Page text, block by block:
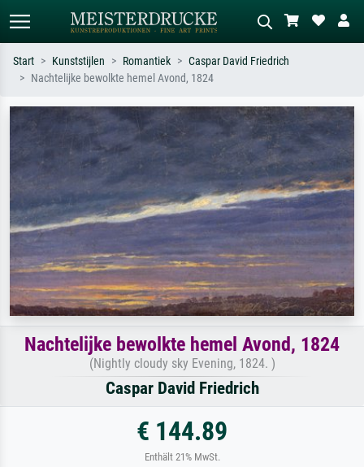
Zoek op kunstenaar, titel of stijl – bijv.
Monet, Sterrennacht, impressionisme,
Hokusai-golf, naakt.
Beschrijf de scène – bijv. groene
weide, abstract met veel rood, donker
olieverfschilderij, staand naakt naast
een boom.
Start Kunststijlen Romantiek
Caspar David Friedrich
Nachtelijke bewolkte hemel Avond, 1824
Nachtelijke bewolkte hemel Avond, 1824
(Nightly cloudy sky Evening, 1824. )
Caspar David Friedrich
€ 144.89
Enthält 21% MwSt.